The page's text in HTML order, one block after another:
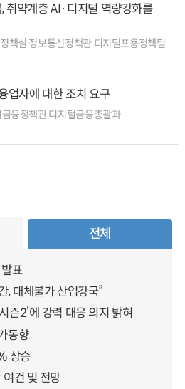
취약계층 AI·디지털 역량강화를
책실 정보통신정책관 디지털포용정책팀
업자에 대한 조치 요구
융정책관 디지털금융총괄과
전체
표
, 대체불가 산업강국”
즌2’에 강력 대응 의지 밝혀
동향
상승
건 및 전망